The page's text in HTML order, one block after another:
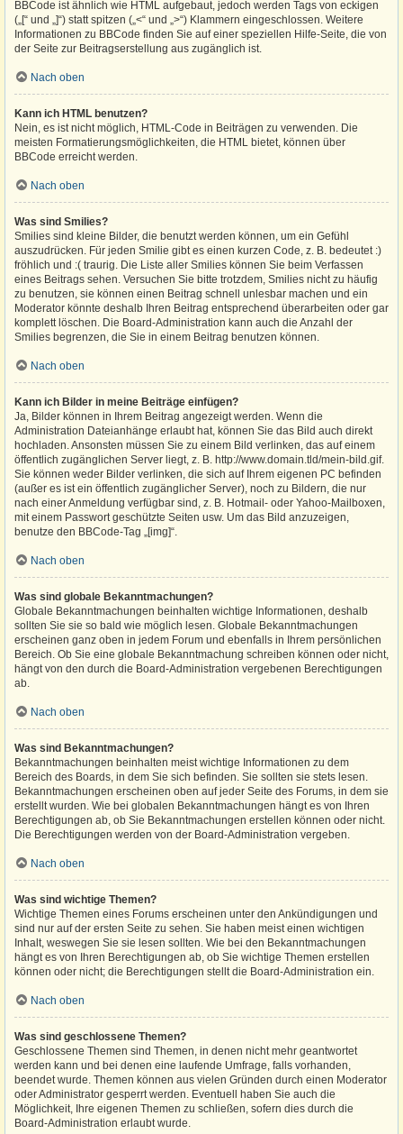
BBCode ist ähnlich wie HTML aufgebaut, jedoch werden Tags von eckigen
(„[“ und „]“) statt spitzen („<“ und „>“) Klammern eingeschlossen. Weitere
Informationen zu BBCode finden Sie auf einer speziellen Hilfe-Seite, die von
der Seite zur Beitragserstellung aus zugänglich ist.
Nach oben
Kann ich HTML benutzen?
Nein, es ist nicht möglich, HTML-Code in Beiträgen zu verwenden. Die
meisten Formatierungsmöglichkeiten, die HTML bietet, können über
BBCode erreicht werden.
Nach oben
Was sind Smilies?
Smilies sind kleine Bilder, die benutzt werden können, um ein Gefühl
auszudrücken. Für jeden Smilie gibt es einen kurzen Code, z. B. bedeutet :)
fröhlich und :( traurig. Die Liste aller Smilies können Sie beim Verfassen
eines Beitrags sehen. Versuchen Sie bitte trotzdem, Smilies nicht zu häufig
zu benutzen, sie können einen Beitrag schnell unlesbar machen und ein
Moderator könnte deshalb Ihren Beitrag entsprechend überarbeiten oder gar
komplett löschen. Die Board-Administration kann auch die Anzahl der
Smilies begrenzen, die Sie in einem Beitrag benutzen können.
Nach oben
Kann ich Bilder in meine Beiträge einfügen?
Ja, Bilder können in Ihrem Beitrag angezeigt werden. Wenn die
Administration Dateianhänge erlaubt hat, können Sie das Bild auch direkt
hochladen. Ansonsten müssen Sie zu einem Bild verlinken, das auf einem
öffentlich zugänglichen Server liegt, z. B. http://www.domain.tld/mein-bild.gif.
Sie können weder Bilder verlinken, die sich auf Ihrem eigenen PC befinden
(außer es ist ein öffentlich zugänglicher Server), noch zu Bildern, die nur
nach einer Anmeldung verfügbar sind, z. B. Hotmail- oder Yahoo-Mailboxen,
mit einem Passwort geschützte Seiten usw. Um das Bild anzuzeigen,
benutze den BBCode-Tag „[img]“.
Nach oben
Was sind globale Bekanntmachungen?
Globale Bekanntmachungen beinhalten wichtige Informationen, deshalb
sollten Sie sie so bald wie möglich lesen. Globale Bekanntmachungen
erscheinen ganz oben in jedem Forum und ebenfalls in Ihrem persönlichen
Bereich. Ob Sie eine globale Bekanntmachung schreiben können oder nicht,
hängt von den durch die Board-Administration vergebenen Berechtigungen
ab.
Nach oben
Was sind Bekanntmachungen?
Bekanntmachungen beinhalten meist wichtige Informationen zu dem
Bereich des Boards, in dem Sie sich befinden. Sie sollten sie stets lesen.
Bekanntmachungen erscheinen oben auf jeder Seite des Forums, in dem sie
erstellt wurden. Wie bei globalen Bekanntmachungen hängt es von Ihren
Berechtigungen ab, ob Sie Bekanntmachungen erstellen können oder nicht.
Die Berechtigungen werden von der Board-Administration vergeben.
Nach oben
Was sind wichtige Themen?
Wichtige Themen eines Forums erscheinen unter den Ankündigungen und
sind nur auf der ersten Seite zu sehen. Sie haben meist einen wichtigen
Inhalt, weswegen Sie sie lesen sollten. Wie bei den Bekanntmachungen
hängt es von Ihren Berechtigungen ab, ob Sie wichtige Themen erstellen
können oder nicht; die Berechtigungen stellt die Board-Administration ein.
Nach oben
Was sind geschlossene Themen?
Geschlossene Themen sind Themen, in denen nicht mehr geantwortet
werden kann und bei denen eine laufende Umfrage, falls vorhanden,
beendet wurde. Themen können aus vielen Gründen durch einen Moderator
oder Administrator gesperrt werden. Eventuell haben Sie auch die
Möglichkeit, Ihre eigenen Themen zu schließen, sofern dies durch die
Board-Administration erlaubt wurde.